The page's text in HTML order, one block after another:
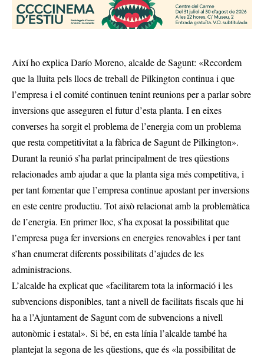
Així ho explica Darío Moreno, alcalde de Sagunt: «Recordem
que la lluita pels llocs de treball de Pilkington continua i que
l’empresa i el comité continuen tenint reunions per a parlar sobre
inversions que asseguren el futur d’esta planta. I en eixes
converses ha sorgit el problema de l’energia com un problema
que resta competitivitat a la fàbrica de Sagunt de Pilkington».
Durant la reunió s’ha parlat principalment de tres qüestions
relacionades amb ajudar a que la planta siga més competitiva, i
per tant fomentar que l’empresa continue apostant per inversions
en este centre productiu. Tot això relacionat amb la problemàtica
de l’energia. En primer lloc, s’ha exposat la possibilitat que
l’empresa puga fer inversions en energies renovables i per tant
s’han enumerat diferents possibilitats d’ajudes de les
administracions.
L’alcalde ha explicat que «facilitarem tota la informació i les
subvencions disponibles, tant a nivell de facilitats fiscals que hi
ha a l’Ajuntament de Sagunt com de subvencions a nivell
autonòmic i estatal». Si bé, en esta línia l’alcalde també ha
plantejat la segona de les qüestions, que és «la possibilitat de